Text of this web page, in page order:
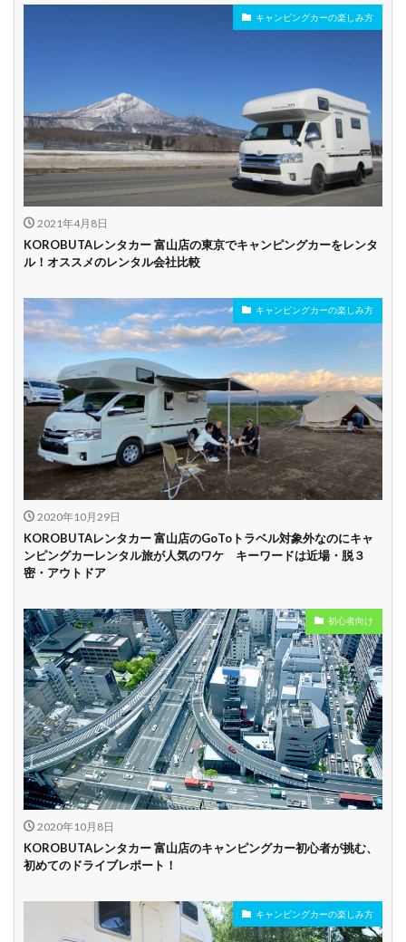
駅配車あり 多言語対応 年末年始営業
配車サービスあり
マイカー預かりあ
り
カード支払い可
ビジネス利用 カップル向き ファミリー向き
貸し出しオプショ
ン充実
新車多数あり
試乗プラン有り
キャンペーン開催
中
長期割引
学割 早割
キャンピングカーの楽しみ方
2021年4月8日
KOROBUTAレンタカー 富山店の東京でキャンピングカーをレンタ
ル！オススメのレンタル会社比較
キャンピングカーの楽しみ方
2020年10月29日
KOROBUTAレンタカー 富山店のGoToトラベル対象外なのにキャ
ンピングカーレンタル旅が人気のワケ キーワードは近場・脱３
密・アウトドア
初心者向け
2020年10月8日
KOROBUTAレンタカー 富山店のキャンピングカー初心者が挑む、
初めてのドライブレポート！
キャンピングカーの楽しみ方